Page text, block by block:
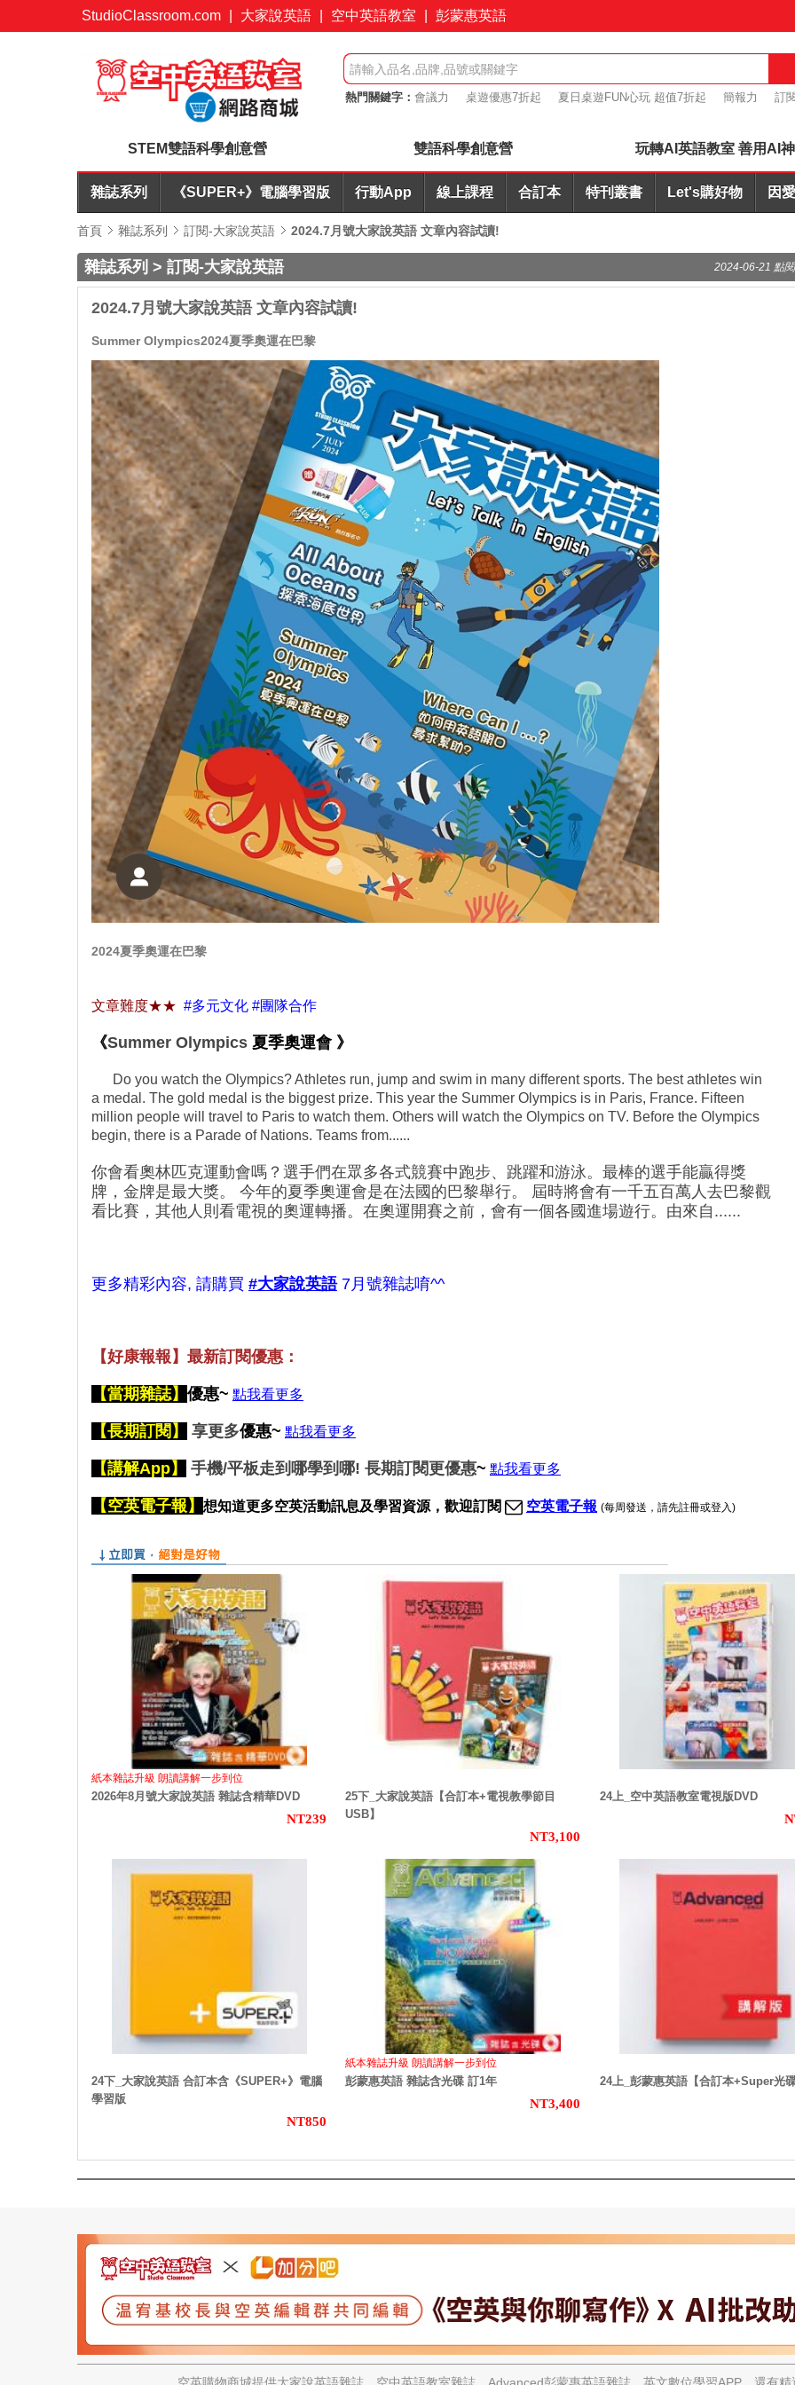
StudioClassroom.com 大家說英語 空中英語教室 彭蒙惠英語
熱門關鍵字： 會議力 桌遊優惠7折起 夏日桌遊FUN心玩 超值7折起 簡報力
訂
STEM雙語科學創意營 雙語科學創意營 玩轉AI英語教室 善用AI
雜誌系列 《SUPER+》電腦學習版 行動App 線上課程 合訂本 特刊叢書 Let's購好物 因
首頁 雜誌系列 訂閱-大家說英語 2024.7月號大家說英語 文章內容試讀!
雜誌系列 > 訂閱-大家說英語 2024-06-21 點
2024.7月號大家說英語 文章內容試讀!
Summer Olympics2024夏季奧運在巴黎
2024夏季奧運在巴黎
文章難度★★ #多元文化 #團隊合作
《Summer Olympics 夏季奧運會 》
Do you watch the Olympics? Athletes run, jump and swim in many different sports. The best athletes win
a medal. The gold medal is the biggest prize. This year the Summer Olympics is in Paris, France. Fifteen
million people will travel to Paris to watch them. Others will watch the Olympics on TV. Before the Olympics
begin, there is a Parade of Nations. Teams from......
你會看奧林匹克運動會嗎？選手們在眾多各式競賽中跑步、跳躍和游泳。最棒的選手能贏得獎
牌，金牌是最大獎。 今年的夏季奧運會是在法國的巴黎舉行。 屆時將會有一千五百萬人去巴黎觀
看比賽，其他人則看電視的奧運轉播。在奧運開賽之前，會有一個各國進場遊行。由來自......
更多精彩內容, 請購買 #大家說英語7月號雜誌唷^^
【好康報報】最新訂閱優惠：
【當期雜誌】 優惠~ 點我看更多
【長期訂閱】 享更多優惠~ 點我看更多
【講解App】 手機/平板走到哪學到哪! 長期訂閱更優惠~ 點我看更多
【空英電子報】 想知道更多空英活動訊息及學習資源，歡迎訂閱 空英電子報 (每周發送，請先註冊或登入)
紙本雜誌升級 朗讀講解一步到位
2026年8月號大家說英語 雜誌含精華DVD
NT239
25下_大家說英語【合訂本+電視教學節目
USB】
NT3,100
24上_空中英語教室電視版DVD
24下_大家說英語 合訂本含《SUPER+》電腦
學習版
NT850
紙本雜誌升級 朗讀講解一步到位
彭蒙惠英語 雜誌含光碟 訂1年
NT3,400
24上_彭蒙惠英語【合訂本+Super光碟